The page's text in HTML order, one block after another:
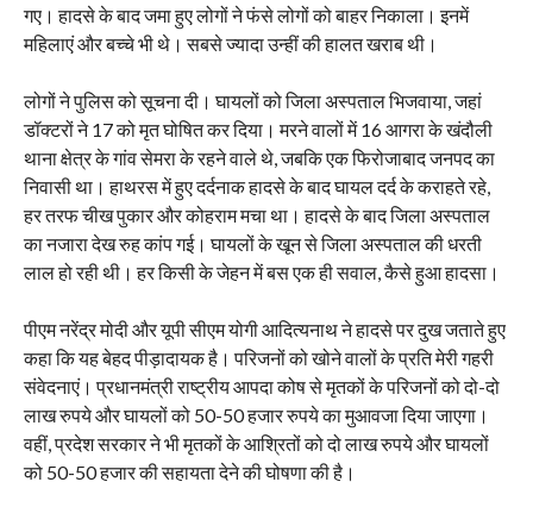
गए। हादसे के बाद जमा हुए लोगों ने फंसे लोगों को बाहर निकाला। इनमें
महिलाएं और बच्चे भी थे। सबसे ज्यादा उन्हीं की हालत खराब थी।
लोगों ने पुलिस को सूचना दी। घायलों को जिला अस्पताल भिजवाया, जहां
डॉक्टरों ने 17 को मृत घोषित कर दिया। मरने वालों में 16 आगरा के खंदौली
थाना क्षेत्र के गांव सेमरा के रहने वाले थे, जबकि एक फिरोजाबाद जनपद का
निवासी था। हाथरस में हुए दर्दनाक हादसे के बाद घायल दर्द के कराहते रहे,
हर तरफ चीख पुकार और कोहराम मचा था। हादसे के बाद जिला अस्पताल
का नजारा देख रुह कांप गई। घायलों के खून से जिला अस्पताल की धरती
लाल हो रही थी। हर किसी के जेहन में बस एक ही सवाल, कैसे हुआ हादसा।
पीएम नरेंद्र मोदी और यूपी सीएम योगी आदित्यनाथ ने हादसे पर दुख जताते हुए
कहा कि यह बेहद पीड़ादायक है। परिजनों को खोने वालों के प्रति मेरी गहरी
संवेदनाएं। प्रधानमंत्री राष्ट्रीय आपदा कोष से मृतकों के परिजनों को दो-दो
लाख रुपये और घायलों को 50-50 हजार रुपये का मुआवजा दिया जाएगा।
वहीं, प्रदेश सरकार ने भी मृतकों के आश्रितों को दो लाख रुपये और घायलों
को 50-50 हजार की सहायता देने की घोषणा की है।